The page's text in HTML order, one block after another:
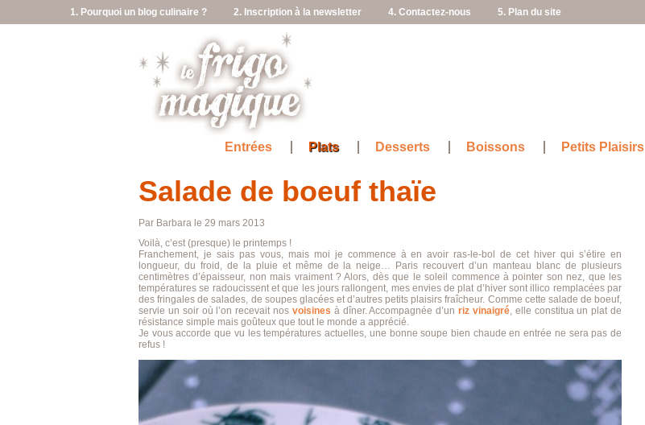
1. Pourquoi un blog culinaire ? 2. Inscription à la newsletter 4. Contactez-nous 5. Plan du site
Entrées Plats Desserts Boissons Petits Plaisirs
Salade de boeuf thaïe
Par Barbara le 29 mars 2013
Voilà, c’est (presque) le printemps !
Franchement, je sais pas vous, mais moi je commence à en avoir ras-le-bol de cet hiver qui s’étire en
longueur, du froid, de la pluie et même de la neige… Paris recouvert d’un manteau blanc de plusieurs
centimètres d’épaisseur, non mais vraiment ? Alors, dès que le soleil commence à pointer son nez, que les
températures se radoucissent et que les jours rallongent, mes envies de plat d’hiver sont illico remplacées par
des fringales de salades, de soupes glacées et d’autres petits plaisirs fraîcheur. Comme cette salade de boeuf,
servie un soir où l’on recevait nos voisines à dîner. Accompagnée d’unriz vinaigré, elle constitua un plat de
résistance simple mais goûteux que tout le monde a apprécié.
Je vous accorde que vu les températures actuelles, une bonne soupe bien chaude en entrée ne sera pas de
refus !